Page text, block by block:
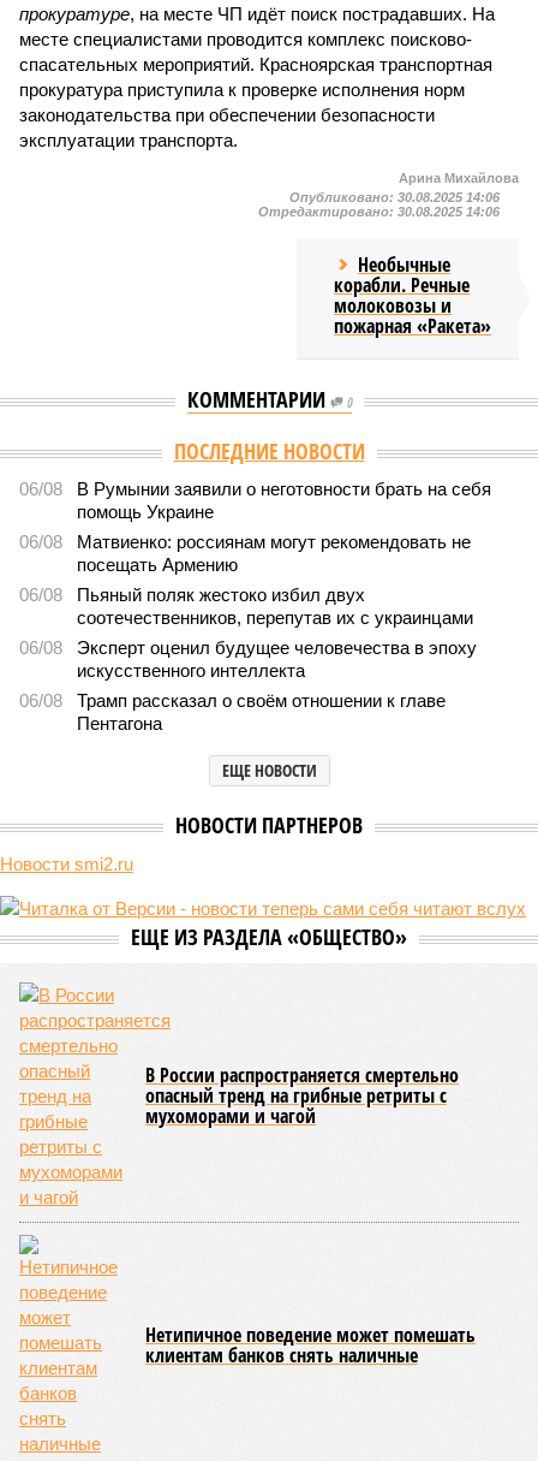
прокуратуре, на месте ЧП идёт поиск пострадавших. На
месте специалистами проводится комплекс поисково-
спасательных мероприятий. Красноярская транспортная
прокуратура приступила к проверке исполнения норм
законодательства при обеспечении безопасности
эксплуатации транспорта.
Арина Михайлова
Опубликовано: 30.08.2025 14:06
Отредактировано: 30.08.2025 14:06
Необычные
корабли. Речные
молоковозы и
пожарная «Ракета»
КОММЕНТАРИИ 0
Версия //Общество //
Мы могли бы жить сотни лет, но этого никогда не
Мы могли бы жить сотни лет, но этого никогда не будет
Возраст бессмертия
Мы могли бы жить сотни лет, но этого никогда не будет (фото: Deep
Vision)
Как бы мы ни старались, достигнуть бессмертия у человека не
получится никогда, даже при самых совершенных технологиях и
самой совершенной медицине. Точку в многолетних дебатах о
долголетии поставило новое исследование российских учёных: в
возраст практически вряд ли достижим – во всём виноваты
мутации ДНК.
В 2023 году в статье, опубликованной в научном издании
Cell.com, были описаны 12 признаков старения. К ним
относятся – не пугайтесь учёных терминов – повышенная
вероятность генетических мутаций при делении клетки,
неспособность контролировать выработку и поддержание
белков, а также дисфункция митохондрий. Некоторые из
этих признаков обратимы. Во всяком случае, таковы
предположения исследователей. Например, одним из
признаков биологического старения является уменьшение
длины теломер (защитных «колпачков» на концах
хромосом) – такое можно исправить и заодно увеличить
продолжительность жизни.
Но первая и главная проблема, пишет издание Medical
News Today, в соматических мутациях. Это изменения в
генетическом коде любой клетки организма (кроме
сперматозоидов и яйцеклеток), которые являются
неизбежным следствием деления клеток и происходят на